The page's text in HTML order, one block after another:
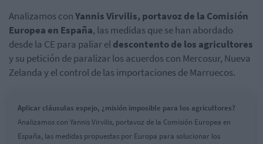
Analizamos conYannis Virvilis, portavoz de la Comisión
Europea en España, las medidas que se han abordado
desde la CE para paliar eldescontento de los agricultores
y su petición de paralizar los acuerdos con Mercosur, Nueva
Zelanda y el control de las importaciones de Marruecos.
Aplicar cláusulas espejo, ¿misión imposible para los agricultores?
Analizamos con Yannis Virvilis, portavoz de la Comisión Europea en
España, las medidas propuestas por Europa para solucionar los